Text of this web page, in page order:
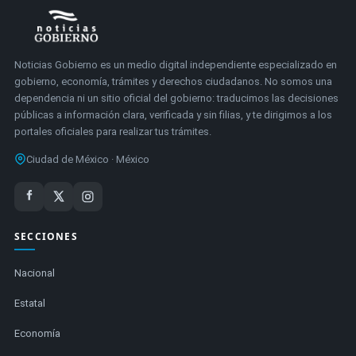
Noticias Gobierno es un medio digital independiente especializado en
gobierno, economía, trámites y derechos ciudadanos. No somos una
dependencia ni un sitio oficial del gobierno: traducimos las decisiones
públicas a información clara, verificada y sin filias, y te dirigimos a los
portales oficiales para realizar tus trámites.
Ciudad de México · México
SECCIONES
Nacional
Estatal
Economía